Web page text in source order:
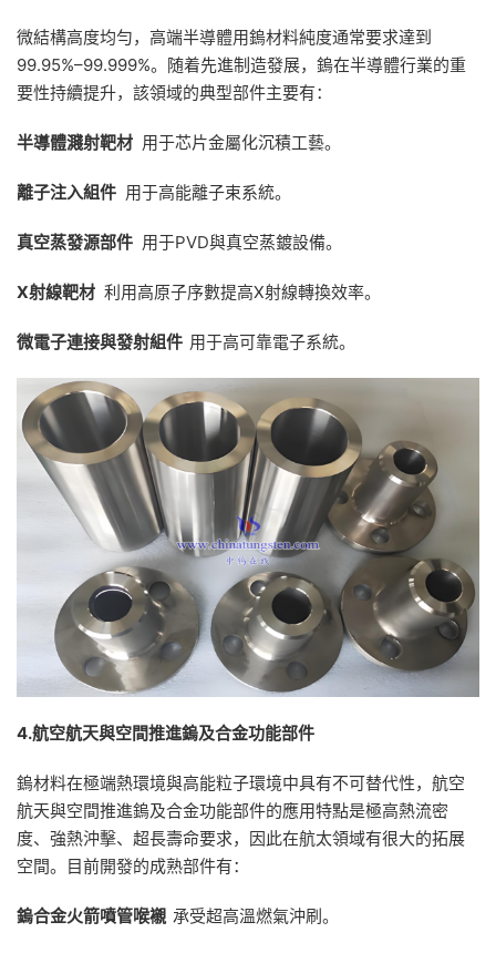
微結構高度均勻，高端半導體用鎢材料純度通常要求達到
99.95%–99.999%。随着先進制造發展，鎢在半導體行業的重
要性持續提升，該領域的典型部件主要有：
半導體濺射靶材 用于芯片金屬化沉積工藝。
離子注入組件 用于高能離子束系統。
真空蒸發源部件 用于PVD與真空蒸鍍設備。
X射線靶材 利用高原子序數提高X射線轉換效率。
微電子連接與發射組件 用于高可靠電子系統。
4.航空航天與空間推進鎢及合金功能部件
鎢材料在極端熱環境與高能粒子環境中具有不可替代性，航空
航天與空間推進鎢及合金功能部件的應用特點是極高熱流密
度、強熱沖擊、超長壽命要求，因此在航太領域有很大的拓展
空間。目前開發的成熟部件有：
鎢合金火箭噴管喉襯 承受超高溫燃氣沖刷。